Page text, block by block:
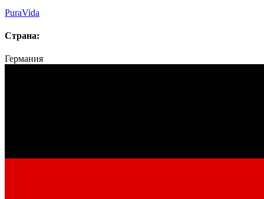
PuraVida
Страна:
Германия